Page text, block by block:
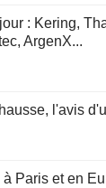
: Kering,
ArgenX...
l'avis
Paris et en